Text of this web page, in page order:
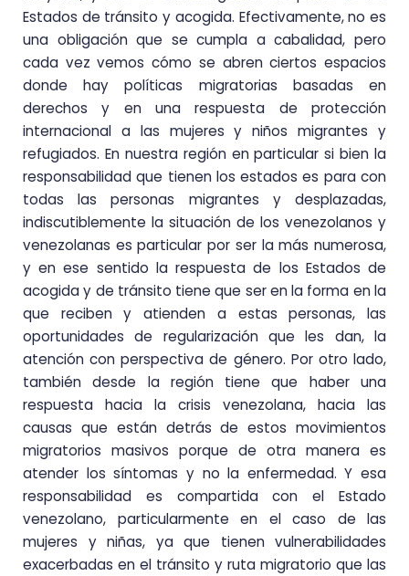
Estados de tránsito y acogida. Efectivamente, no es
una obligación que se cumpla a cabalidad, pero
cada vez vemos cómo se abren ciertos espacios
donde hay políticas migratorias basadas en
derechos y en una respuesta de protección
internacional a las mujeres y niños migrantes y
refugiados. En nuestra región en particular si bien la
responsabilidad que tienen los estados es para con
todas las personas migrantes y desplazadas,
indiscutiblemente la situación de los venezolanos y
venezolanas es particular por ser la más numerosa,
y en ese sentido la respuesta de los Estados de
acogida y de tránsito tiene que ser en la forma en la
que reciben y atienden a estas personas, las
oportunidades de regularización que les dan, la
atención con perspectiva de género. Por otro lado,
también desde la región tiene que haber una
respuesta hacia la crisis venezolana, hacia las
causas que están detrás de estos movimientos
migratorios masivos porque de otra manera es
atender los síntomas y no la enfermedad. Y esa
responsabilidad es compartida con el Estado
venezolano, particularmente en el caso de las
mujeres y niñas, ya que tienen vulnerabilidades
exacerbadas en el tránsito y ruta migratorio que las